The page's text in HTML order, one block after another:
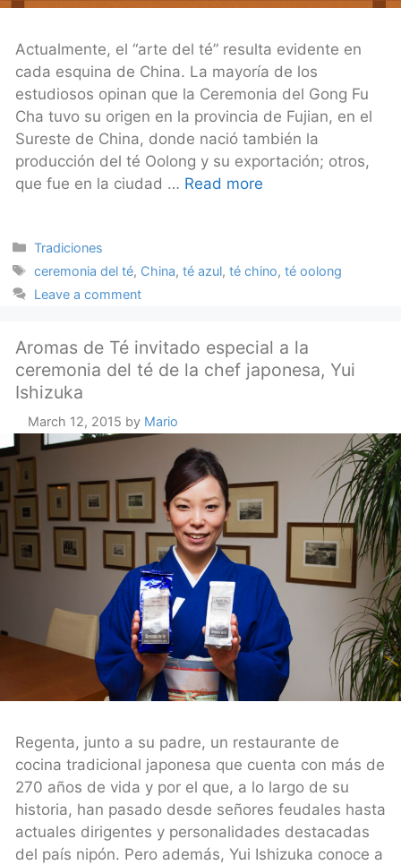
Actualmente, el “arte del té” resulta evidente en
cada esquina de China. La mayoría de los
estudiosos opinan que la Ceremonia del Gong Fu
Cha tuvo su origen en la provincia de Fujian, en el
Sureste de China, donde nació también la
producción del té Oolong y su exportación; otros,
que fue en la ciudad … Read more
Categories
Tradiciones
Tags
ceremonia del té, China, té azul, té chino, té oolong
Leave a comment
Aromas de Té invitado especial a la
ceremonia del té de la chef japonesa, Yui
Ishizuka
March 12, 2015 by Mario
Regenta, junto a su padre, un restaurante de
cocina tradicional japonesa que cuenta con más de
270 años de vida y por el que, a lo largo de su
historia, han pasado desde señores feudales hasta
actuales dirigentes y personalidades destacadas
del país nipón. Pero además, Yui Ishizuka conoce a